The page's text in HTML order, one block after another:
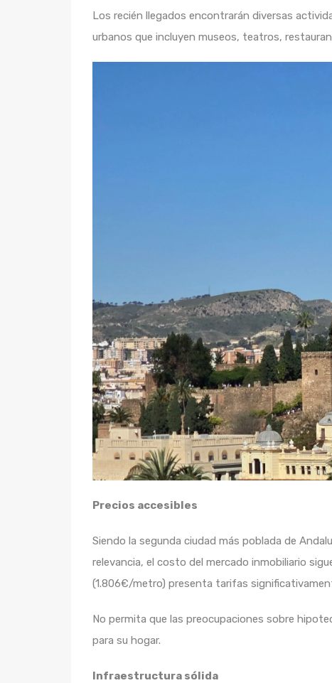
Los recién llegados encontrarán diversas
urbanos que incluyen museos, teatros,
Precios accesibles
Siendo la segunda ciudad más poblada de
relevancia, el costo del mercado inmobiliario
(1.806€/metro) presenta tarifas
No permita que las preocupaciones sobre
para su hogar.
Infraestructura sólida